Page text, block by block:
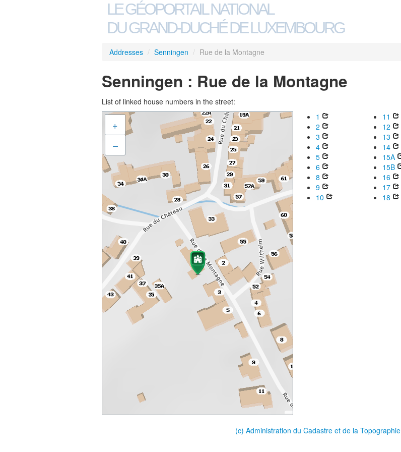
LE GÉOPORTAIL NATIONAL
DU GRAND-DUCHÉ DE LUXEMBOURG
Addresses / Senningen / Rue de la Montagne
Senningen : Rue de la Montagne
List of linked house numbers in the street:
+
–
1
2
3
4
5
6
8
9
10
11
12
13
14
15A
15B
16
17
18
(c) Administration du Cadastre et de la Topographie